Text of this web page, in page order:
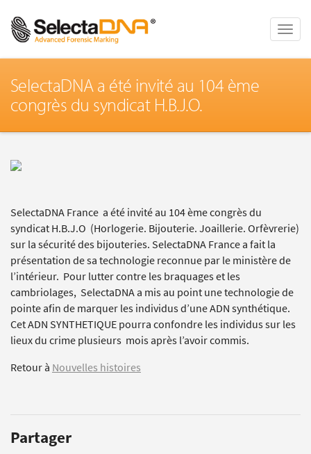
Toggle
SelectaDNA a été invité au 104 ème
congrès du syndicat H.B.J.O.
SelectaDNA France a été invité au 104 ème congrès du
syndicat H.B.J.O (Horlogerie. Bijouterie. Joaillerie. Orfèvrerie)
sur la sécurité des bijouteries. SelectaDNA France a fait la
présentation de sa technologie reconnue par le ministère de
l’intérieur. Pour lutter contre les braquages et les
cambriolages, SelectaDNA a mis au point une technologie de
pointe afin de marquer les individus d’une ADN synthétique.
Cet ADN SYNTHETIQUE pourra confondre les individus sur les
lieux du crime plusieurs mois après l’avoir commis.
Retour à Nouvelles histoires
Partager